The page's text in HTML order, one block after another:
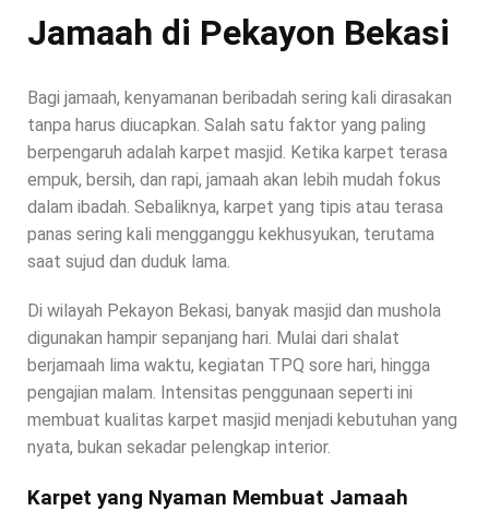
Jamaah di Pekayon Bekasi
Bagi jamaah, kenyamanan beribadah sering kali dirasakan
tanpa harus diucapkan. Salah satu faktor yang paling
berpengaruh adalah karpet masjid. Ketika karpet terasa
empuk, bersih, dan rapi, jamaah akan lebih mudah fokus
dalam ibadah. Sebaliknya, karpet yang tipis atau terasa
panas sering kali mengganggu kekhusyukan, terutama
saat sujud dan duduk lama.
Di wilayah Pekayon Bekasi, banyak masjid dan mushola
digunakan hampir sepanjang hari. Mulai dari shalat
berjamaah lima waktu, kegiatan TPQ sore hari, hingga
pengajian malam. Intensitas penggunaan seperti ini
membuat kualitas karpet masjid menjadi kebutuhan yang
nyata, bukan sekadar pelengkap interior.
Karpet yang Nyaman Membuat Jamaah